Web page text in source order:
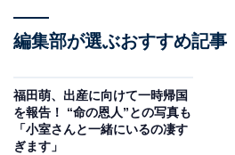
編集部が選ぶおすすめ記事
福田萌、出産に向けて一時帰国
を報告！ “命の恩人”との写真も
「小室さんと一緒にいるの凄す
ぎます」